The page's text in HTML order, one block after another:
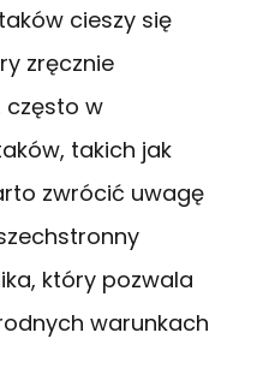
cieszy się
zręcznie
często w
takich jak
zwrócić uwagę
który pozwala
warunkach